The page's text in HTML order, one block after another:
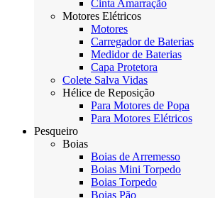
Cinta Amarração
Motores Elétricos
Motores
Carregador de Baterias
Medidor de Baterias
Capa Protetora
Colete Salva Vidas
Hélice de Reposição
Para Motores de Popa
Para Motores Elétricos
Pesqueiro
Boias
Boias de Arremesso
Boias Mini Torpedo
Boias Torpedo
Boias Pão